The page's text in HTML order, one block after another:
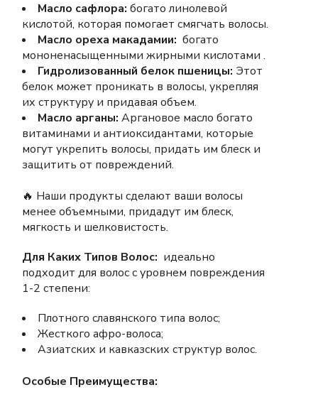
Масло сафлора: богато линолевой
кислотой, которая помогает смягчать волосы.
Масло ореха макадамии: богато
мононенасыщенными жирными кислотами .
Гидролизованный белок пшеницы: Этот
белок может проникать в волосы, укрепляя
их структуру и придавая объем.
Масло арганы: Аргановое масло богато
витаминами и антиоксидантами, которые
могут укрепить волосы, придать им блеск и
защитить от повреждений.
🔥 Наши продукты сделают ваши волосы
менее объемными, придадут им блеск,
мягкость и шелковистость.
Для Каких Типов Волос: идеально
подходит для волос с уровнем повреждения
1-2 степени:
Плотного славянского типа волос;
Жесткого афро-волоса;
Азиатских и кавказских структур волос.
Особые Преимущества: